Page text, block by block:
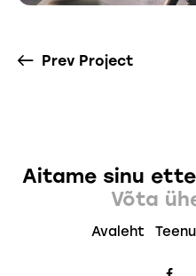
Prev Project
Aitame sinu
Võta
Avaleht